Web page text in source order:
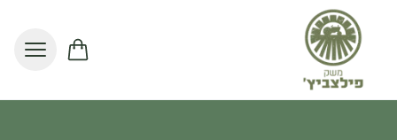
דלג לתוכן הראשי